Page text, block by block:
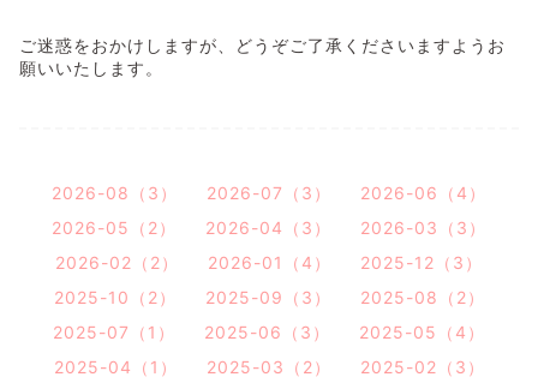
ご迷惑をおかけしますが、どうぞご了承くださいますようお
願いいたします。
2026-08（3） 2026-07（3）
2026-06（4）
2026-05（2）
2026-04（3）
2026-03（3）
2026-02（2）
2026-01（4）
2025-12（3）
2025-10（2）
2025-09（3）
2025-08（2）
2025-07（1）
2025-06（3）
2025-05（4）
2025-04（1）
2025-03（2）
2025-02（3）